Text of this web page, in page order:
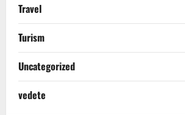
Travel
Turism
Uncategorized
vedete